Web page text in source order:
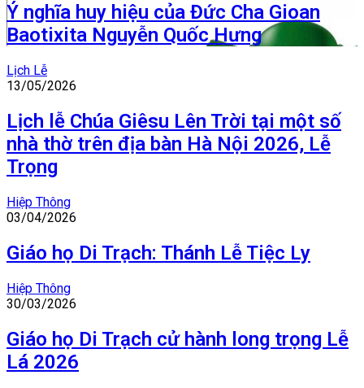
Ý nghĩa huy hiệu của Đức Cha Gioan
Baotixita Nguyễn Quốc Hưng
Lịch Lễ
13/05/2026
Lịch lễ Chúa Giêsu Lên Trời tại một số
nhà thờ trên địa bàn Hà Nội 2026, Lễ
Trọng
Hiệp Thông
03/04/2026
Giáo họ Di Trạch: Thánh Lễ Tiệc Ly
Hiệp Thông
30/03/2026
Giáo họ Di Trạch cử hành long trọng Lễ
Lá 2026